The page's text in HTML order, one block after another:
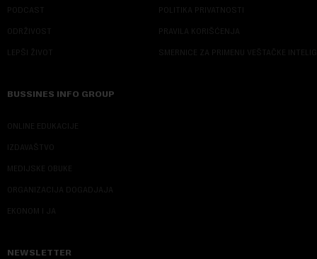
PODCAST
ODRŽIVOST
LEPŠI ŽIVOT
POLITIKA PRIVATNOSTI
PRAVILA KORIŠĆENJA
SMERNICE ZA PRIMENU VEŠTAČKE
BUSSINES INFO GROUP
ONLINE EDUKACIJE
IZDAVAŠTVO
MEDIJSKE OBUKE
ORGANIZACIJA DOGADJAJA
EKONOM I JA
NEWSLETTER